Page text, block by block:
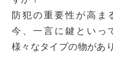
防犯の重要性が高ま
今、一言に鍵といっ
様々なタイプの物があ